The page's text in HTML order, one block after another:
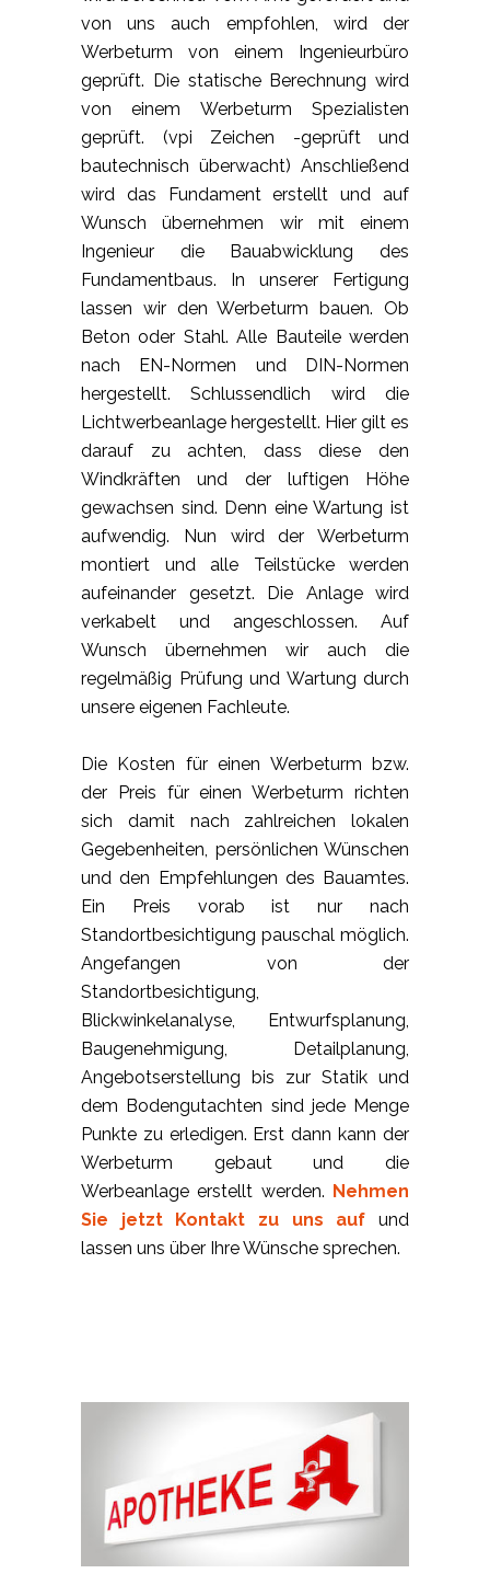
von uns auch empfohlen, wird der
Werbeturm von einem Ingenieurbüro
geprüft. Die statische Berechnung wird
von einem Werbeturm Spezialisten
geprüft. (vpi Zeichen -geprüft und
bautechnisch überwacht) Anschließend
wird das Fundament erstellt und auf
Wunsch übernehmen wir mit einem
Ingenieur die Bauabwicklung des
Fundamentbaus. In unserer Fertigung
lassen wir den Werbeturm bauen. Ob
Beton oder Stahl. Alle Bauteile werden
nach EN-Normen und DIN-Normen
hergestellt. Schlussendlich wird die
Lichtwerbeanlage hergestellt. Hier gilt es
darauf zu achten, dass diese den
Windkräften und der luftigen Höhe
gewachsen sind. Denn eine Wartung ist
aufwendig. Nun wird der Werbeturm
montiert und alle Teilstücke werden
aufeinander gesetzt. Die Anlage wird
verkabelt und angeschlossen. Auf
Wunsch übernehmen wir auch die
regelmäßig Prüfung und Wartung durch
unsere eigenen Fachleute.
Die Kosten für einen Werbeturm bzw.
der Preis für einen Werbeturm richten
sich damit nach zahlreichen lokalen
Gegebenheiten, persönlichen Wünschen
und den Empfehlungen des Bauamtes.
Ein Preis vorab ist nur nach
Standortbesichtigung pauschal möglich.
Angefangen von der
Standortbesichtigung,
Blickwinkelanalyse, Entwurfsplanung,
Baugenehmigung, Detailplanung,
Angebotserstellung bis zur Statik und
dem Bodengutachten sind jede Menge
Punkte zu erledigen. Erst dann kann der
Werbeturm gebaut und die
Werbeanlage erstellt werden. Nehmen
Sie jetzt Kontakt zu uns auf und
lassen uns über Ihre Wünsche sprechen.